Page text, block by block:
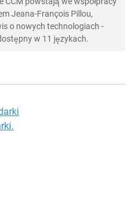
Jeana-François Pillou,
o nowych technologiach -
w 11 językach.